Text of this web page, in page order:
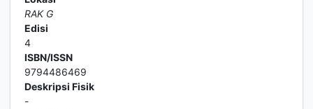
RAK G
Edisi
4
ISBN/ISSN
9794486469
Deskripsi Fisik
-